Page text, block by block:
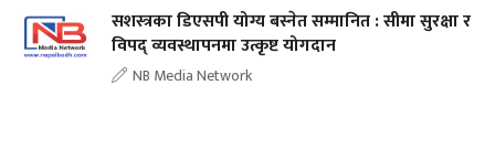
सशस्त्रका डिएसपी योग्य बस्नेत सम्मानित : सीमा सुरक्षा र
विपद् व्यवस्थापनमा उत्कृष्ट योगदान
NB Media Network